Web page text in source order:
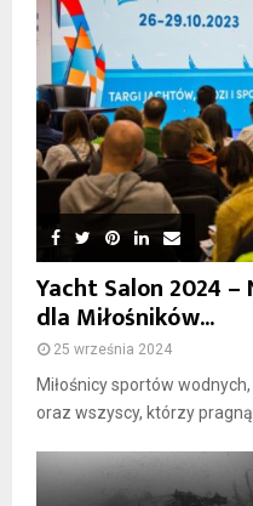
Yacht Salon 2024
dla Miłośników...
25 września 2024
Miłośnicy sportów
oraz wszyscy, którzy